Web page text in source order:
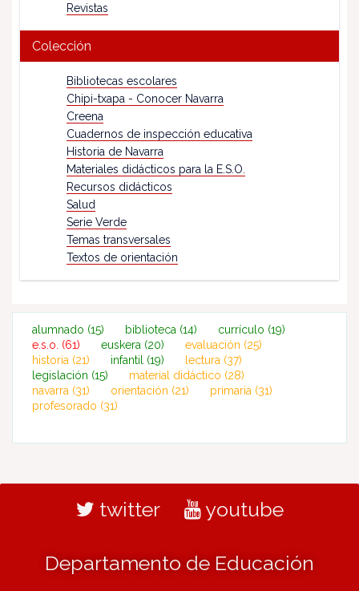
Revistas
Colección
Bibliotecas escolares
Chipi-txapa - Conocer Navarra
Creena
Cuadernos de inspección educativa
Historia de Navarra
Materiales didácticos para la E.S.O.
Recursos didácticos
Salud
Serie Verde
Temas transversales
Textos de orientación
alumnado (15) biblioteca (14) currículo (19)
e.s.o. (61) euskera (20) evaluación (25)
historia (21) infantil (19) lectura (37)
legislación (15) material didáctico (28)
navarra (31) orientación (21) primaria (31)
profesorado (31)
twitter youtube
Departamento de Educación